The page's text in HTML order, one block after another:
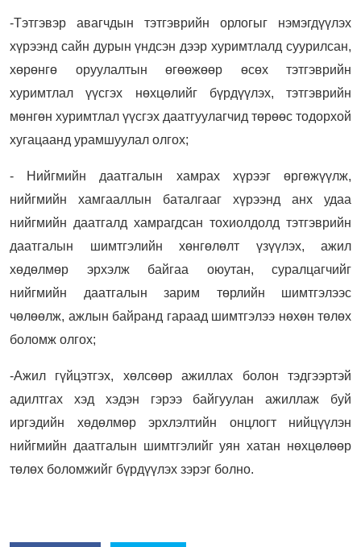
-Тэтгэвэр авагчдын тэтгэврийн орлогыг нэмэгдүүлэх
хүрээнд сайн дурын үндсэн дээр хуримтлалд суурилсан,
хөрөнгө оруулалтын өгөөжөөр өсөх тэтгэврийн
хуримтлал үүсгэх нөхцөлийг бүрдүүлэх, тэтгэврийн
мөнгөн хуримтлал үүсгэх даатгуулагчид төрөөс тодорхой
хугацаанд урамшуулал олгох;
- Нийгмийн даатгалын хамрах хүрээг өргөжүүлж,
нийгмийн хамгааллын баталгааг хүрээнд анх удаа
нийгмийн даатгалд хамрагдсан тохиолдолд тэтгэврийн
даатгалын шимтгэлийн хөнгөлөлт үзүүлэх, ажил
хөдөлмөр эрхэлж байгаа оюутан, суралцагчийг
нийгмийн даатгалын зарим төрлийн шимтгэлээс
чөлөөлж, ажлын байранд гараад шимтгэлээ нөхөн төлөх
боломж олгох;
-Ажил гүйцэтгэх, хөлсөөр ажиллах болон тэдгээртэй
адилтгах хэд хэдэн гэрээ байгуулан ажиллаж буй
иргэдийн хөдөлмөр эрхлэлтийн онцлогт нийцүүлэн
нийгмийн даатгалын шимтгэлийг уян хатан нөхцөлөөр
төлөх боломжийг бүрдүүлэх зэрэг болно.